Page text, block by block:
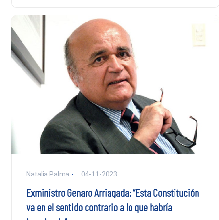
Natalia Palma 04-11-2023
Exministro Genaro Arriagada: “Esta Constitución
va en el sentido contrario a lo que habría